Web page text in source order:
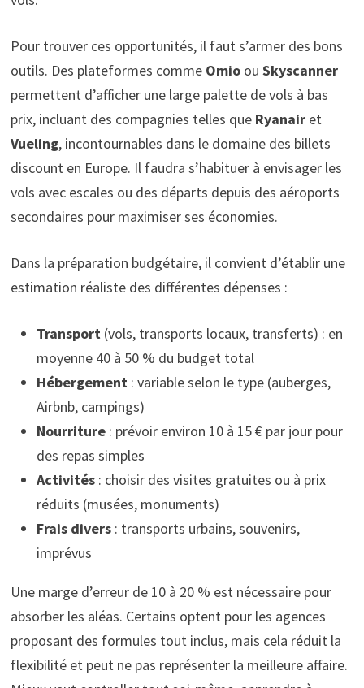
Pour trouver ces opportunités, il faut s’armer des bons
outils. Des plateformes comme Omioou Skyscanner
permettent d’afficher une large palette de vols à bas
prix, incluant des compagnies telles que Ryanairet
Vueling, incontournables dans le domaine des billets
discount en Europe. Il faudra s’habituer à envisager les
vols avec escales ou des départs depuis des aéroports
secondaires pour maximiser ses économies.
Dans la préparation budgétaire, il convient d’établir une
estimation réaliste des différentes dépenses :
Transport(vols, transports locaux, transferts) : en
moyenne 40 à 50 % du budget total
Hébergement: variable selon le type (auberges,
Airbnb, campings)
Nourriture: prévoir environ 10 à 15 € par jour pour
des repas simples
Activités: choisir des visites gratuites ou à prix
réduits (musées, monuments)
Frais divers: transports urbains, souvenirs,
imprévus
Une marge d’erreur de 10 à 20 % est nécessaire pour
absorber les aléas. Certains optent pour les agences
proposant des formules tout inclus, mais cela réduit la
flexibilité et peut ne pas représenter la meilleure affaire.